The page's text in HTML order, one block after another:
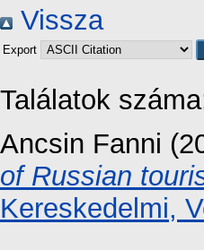
Vissza
Export
Találatok
Ancsin Fanni
of Russian
Kereskedelmi,